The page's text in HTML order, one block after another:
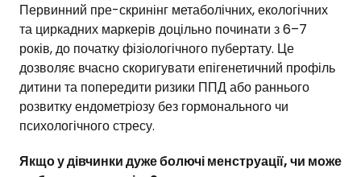
Первинний пре-скринінг метаболічних, екологічних
та циркадних маркерів доцільно починати з 6–7
років, до початку фізіологічного пубертату. Це
дозволяє вчасно скоригувати епігенетичний профіль
дитини та попередити ризики ППД або раннього
розвитку ендометріозу без гормонального чи
психологічного стресу.
Якщо у дівчинки дуже болючі менструації, чи може